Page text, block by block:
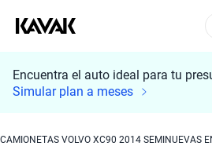
Encuentra el auto ideal para tu
Simular plan a meses
CAMIONETAS VOLVO XC90 2014 SEMINUEVAS